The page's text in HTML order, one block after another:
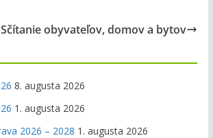
Sčítanie obyvateľov, domov a bytov
8. augusta 2026
1. augusta 2026
2026 – 2028 1. augusta 2026